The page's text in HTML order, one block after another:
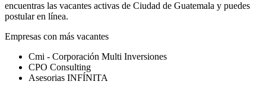
encuentras las vacantes activas de Ciudad de Guatemala y puedes
postular en línea.
Empresas con más vacantes
Cmi - Corporación Multi Inversiones
CPO Consulting
Asesorias INFÍNITA